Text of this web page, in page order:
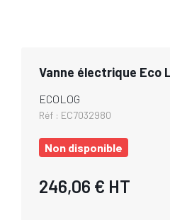
Vanne électrique Eco
ECOLOG
Réf : EC7032980
Non disponible
246,06 € HT